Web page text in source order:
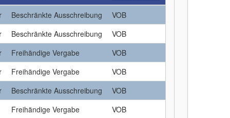
Beschränkte Ausschreibung
VOB
Beschränkte Ausschreibung
VOB
Freihändige Vergabe
VOB
Freihändige Vergabe
VOB
Beschränkte Ausschreibung
VOB
Freihändige Vergabe
VOB